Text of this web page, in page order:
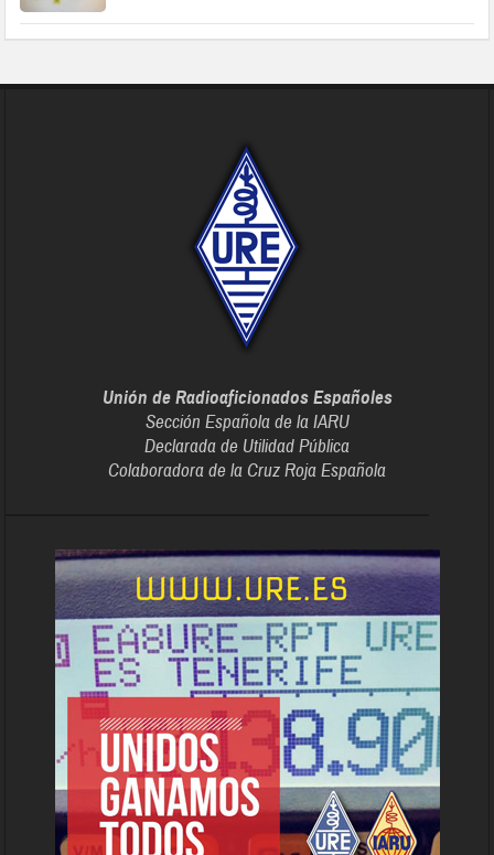
Unión de Radioaficionados Españoles
Sección Española de la IARU
Declarada de Utilidad Pública
Colaboradora de la Cruz Roja Española